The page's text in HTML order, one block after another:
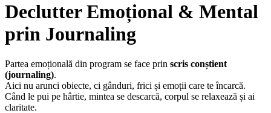
Declutter Emoțional & Mental
prin Journaling
Partea emoțională din program se face prin scris conștient
(journaling).
Aici nu arunci obiecte, ci gânduri, frici și emoții care te încarcă.
Când le pui pe hârtie, mintea se descarcă, corpul se relaxează și ai
claritate.